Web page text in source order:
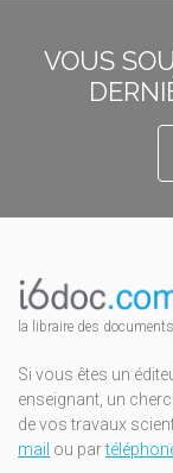
VOUS
la libraire des
Si vous êtes un
enseignant, un
de vos travaux
mail ou par